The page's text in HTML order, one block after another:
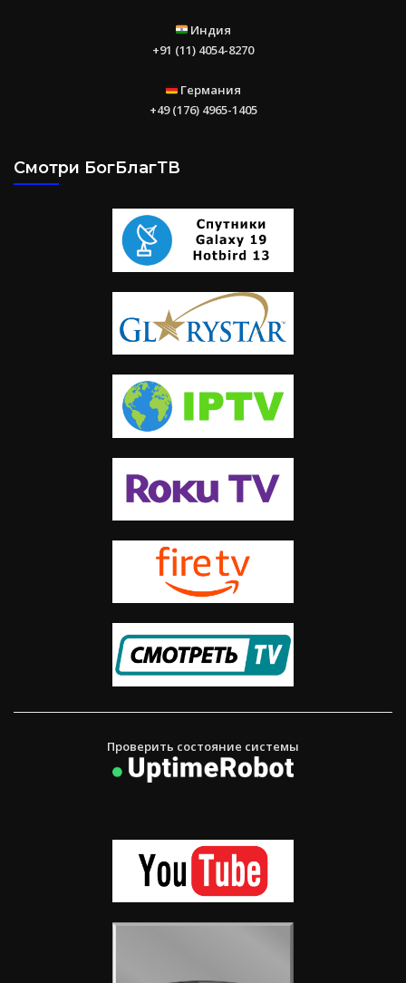
Индия
+91 (11) 4054-8270
Германия
+49 (176) 4965-1405
Смотри БогБлагТВ
Проверить состояние системы